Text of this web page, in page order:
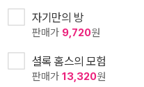
자기만의 방
판매가 9,720원
셜록 홈스의 모험
판매가 13,320원